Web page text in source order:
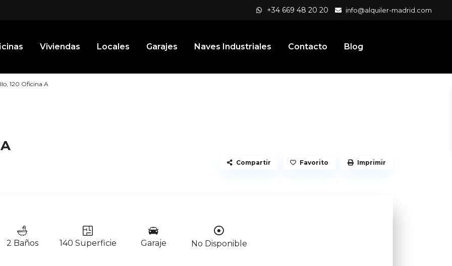
+34 669 48 20 20 info@alquiler-madrid.com
Viviendas Locales Garajes Naves Industriales Contacto Blog
120 Oficina A
Compartir Favorito Imprimir
2 Baños 140 Superficie Garaje No Disponible